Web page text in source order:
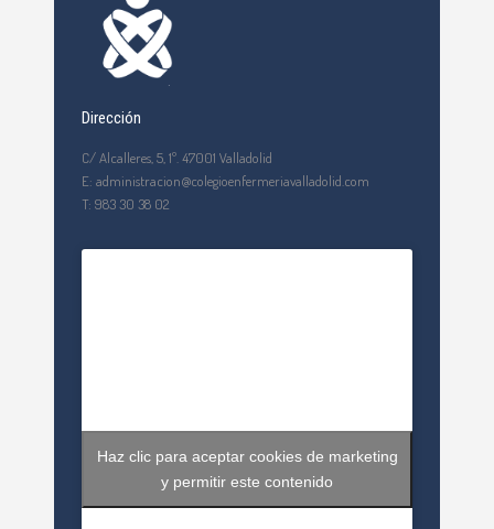
Dirección
C/ Alcalleres, 5, 1º. 47001 Valladolid
E: administracion@colegioenfermeriavalladolid.com
T: 983 30 38 02
Haz clic para aceptar cookies de marketing
y permitir este contenido